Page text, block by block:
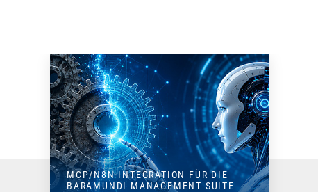
MCP/N8N-INTEGRATION FÜR DIE
BARAMUNDI MANAGEMENT SUITE